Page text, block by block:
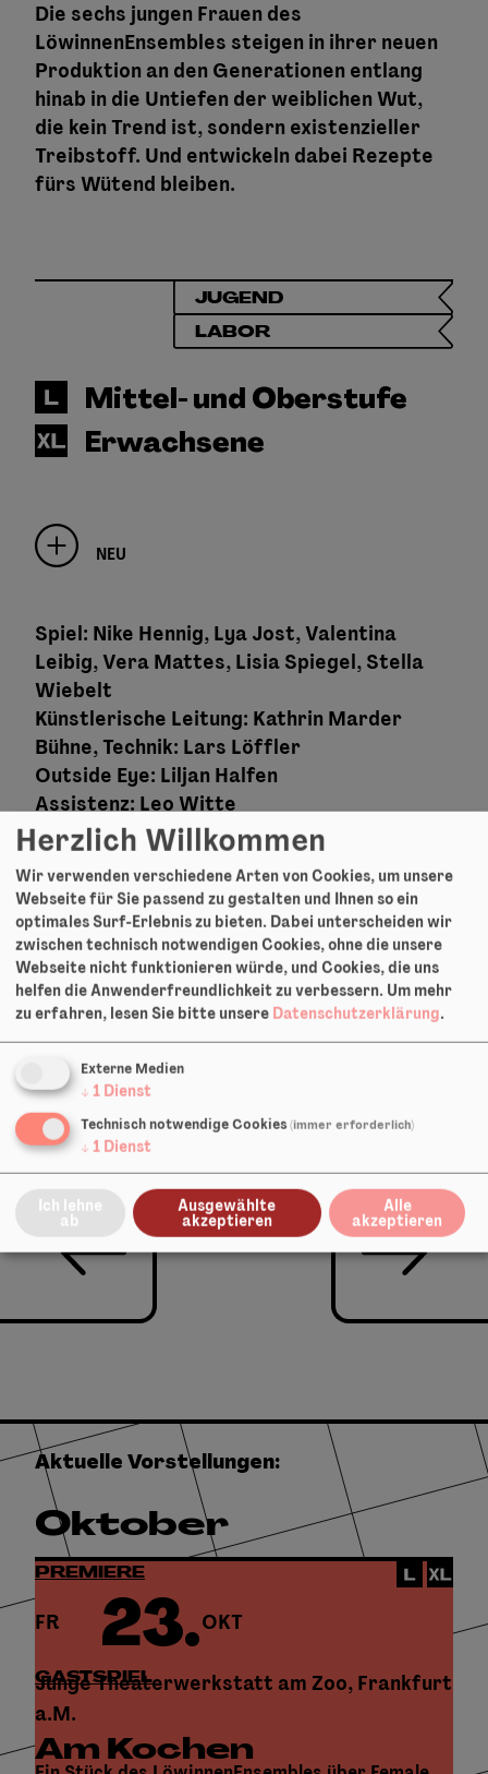
Die sechs jungen Frauen des
LöwinnenEnsembles steigen in ihrer neuen
Produktion an den Generationen entlang
hinab in die Untiefen der weiblichen Wut,
die kein Trend ist, sondern existenzieller
Treibstoff. Und entwickeln dabei Rezepte
fürs Wütend bleiben.
JUGEND
LABOR
Mittel- und Oberstufe
Erwachsene
NEU
Spiel: Nike Hennig, Lya Jost, Valentina
Leibig, Vera Mattes, Lisia Spiegel, Stella
Wiebelt
Künstlerische Leitung: Kathrin Marder
Bühne, Technik: Lars Löffler
Outside Eye: Liljan Halfen
Assistenz: Leo Witte
Produktionsleitung: Fiona Louis, Luise
Dauer: tba
Share:
Facebook Twitter Pinterest LinkedIn Xing E-Mail
Aktuelle Vorstellungen:
Oktober
PREMIERE
FR 23.OKT
Am Kochen
GASTSPIEL
Junge Theaterwerkstatt am Zoo, Frankfurt
a.M.
Herzlich Willkommen
Wir verwenden verschiedene Arten von Cookies, um unsere
Webseite für Sie passend zu gestalten und Ihnen so ein
optimales Surf-Erlebnis zu bieten. Dabei unterscheiden wir
zwischen technisch notwendigen Cookies, ohne die unsere
Webseite nicht funktionieren würde, und Cookies, die uns
helfen die Anwenderfreundlichkeit zu verbessern. Um mehr
zu erfahren, lesen Sie bitte unsere Datenschutzerklärung.
Externe Medien
↓ 1 Dienst
Technisch notwendige Cookies (immer erforderlich)
↓ 1 Dienst
Ich lehne
ab
Ausgewählte
akzeptieren
Alle
akzeptieren